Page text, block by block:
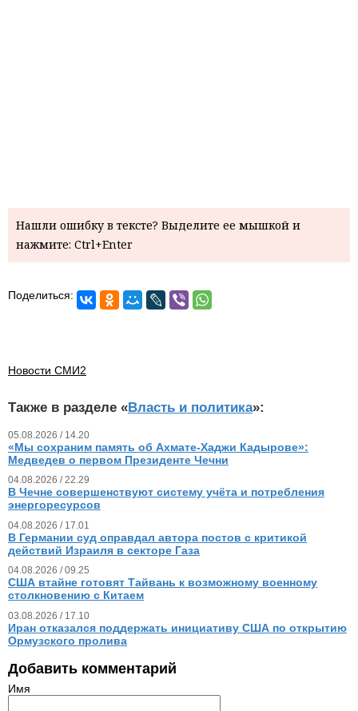
Нашли ошибку в тексте? Выделите ее мышкой и
нажмите: Ctrl+Enter
Поделиться:
Новости СМИ2
Также в разделе «Власть и политика»:
05.08.2026 / 14.20
«Мы сохраним память об Ахмате-Хаджи Кадырове»:
Медведев о первом Президенте Чечни
04.08.2026 / 22.29
В Чечне совершенствуют систему учёта и потребления
энергоресурсов
04.08.2026 / 17.01
В Германии суд оправдал автора постов с критикой
действий Израиля в секторе Газа
04.08.2026 / 09.25
США втайне готовят Тайвань к возможному военному
столкновению с Китаем
03.08.2026 / 17.10
Иран отказался поддержать инициативу США по открытию
Ормузского пролива
Добавить комментарий
Имя